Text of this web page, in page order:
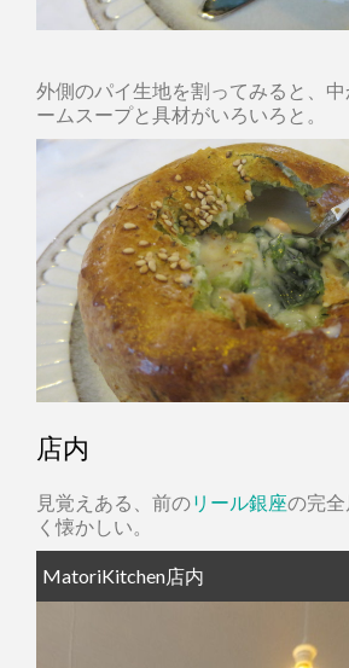
外側のパイ生地を割ってみると、
ームスープと具材がいろいろと。
店内
見覚えある、前のリール銀座の完
く懐かしい。
MatoriKitchen店内